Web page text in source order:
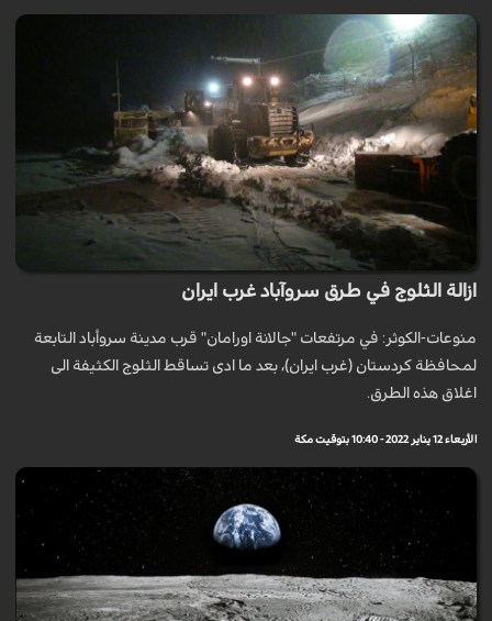
ازالة الثلوج في طرق سروآباد غرب ايران
منوعات-الكوثر: في مرتفعات "جالانة اورامان" قرب مدینة سروأباد التابعة
لمحافظة كردستان (غرب ايران)، بعد ما ادى تساقط الثلوج الكثيفة الى
اغلاق هذه الطرق.
الأربعاء 12 يناير 2022 - 10:40 بتوقيت مكة